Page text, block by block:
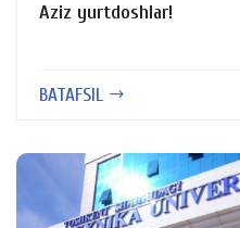
Aziz yurtdoshlar!
BATAFSIL